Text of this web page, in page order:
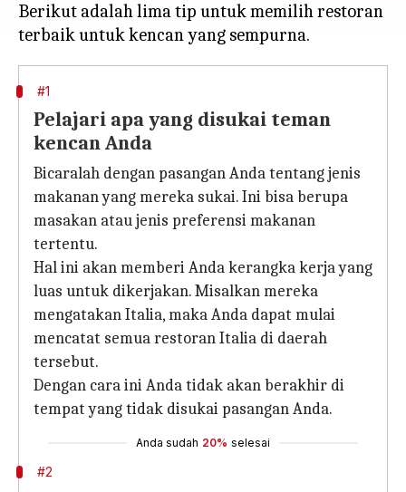
Berikut adalah lima tip untuk memilih restoran
#1
Pelajari apa yang disukai teman
kencan Anda
Bicaralah dengan pasangan Anda tentang jenis
makanan yang mereka sukai. Ini bisa berupa
masakan atau jenis preferensi makanan
tertentu.
Hal ini akan memberi Anda kerangka kerja yang
luas untuk dikerjakan. Misalkan mereka
mengatakan Italia, maka Anda dapat mulai
mencatat semua restoran Italia di daerah
tersebut.
Dengan cara ini Anda tidak akan berakhir di
tempat yang tidak disukai pasangan Anda.
Anda sudah 20% selesai
#2